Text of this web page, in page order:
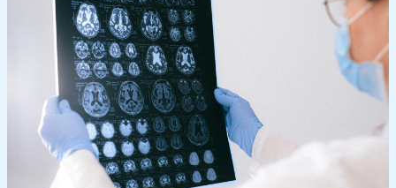
résistants
cette
enzyme
pourrait
changer
donne
pour